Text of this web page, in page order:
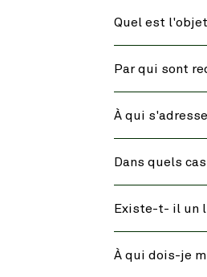
Quel est l'objet
Par qui sont
À qui s'adresse
Dans quels
Existe-t- il un
À qui dois-je